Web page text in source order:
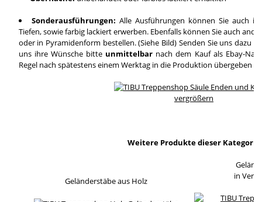
Sonderausführungen: Alle Ausführungen können Sie auch
Tiefen, sowie farbig lackiert erwerben. Ebenfalls können Sie auch
oder in Pyramidenform bestellen. (Siehe Bild) Senden Sie uns dazu
uns ihre Wünsche bitte unmittelbar nach dem Kauf als Ebay-
Regel nach spätestens einem Werktag in die Produktion übergeben
vergrößern
Weitere Produkte dieser Kategorie
Geländerstäbe aus Holz
in